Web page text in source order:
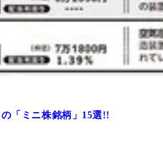
「ミニ株銘柄」15選!!